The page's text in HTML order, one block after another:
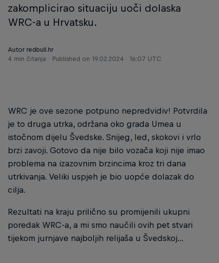
zakomplicirao situaciju uoči dolaska
WRC-a u Hrvatsku.
Autor redbull.hr
4 min čitanja
Published on 19.02.2024 · 16:07 UTC
WRC je ove sezone potpuno nepredvidiv! Potvrdila
je to druga utrka, održana oko grada Umea u
istočnom dijelu Švedske. Snijeg, led, skokovi i vrlo
brzi zavoji. Gotovo da nije bilo vozača koji nije imao
problema na izazovnim brzincima kroz tri dana
utrkivanja. Veliki uspjeh je bio uopće dolazak do
cilja.
Rezultati na kraju prilično su promijenili ukupni
poredak WRC-a, a mi smo naučili ovih pet stvari
tijekom jurnjave najboljih relijaša u Švedskoj...